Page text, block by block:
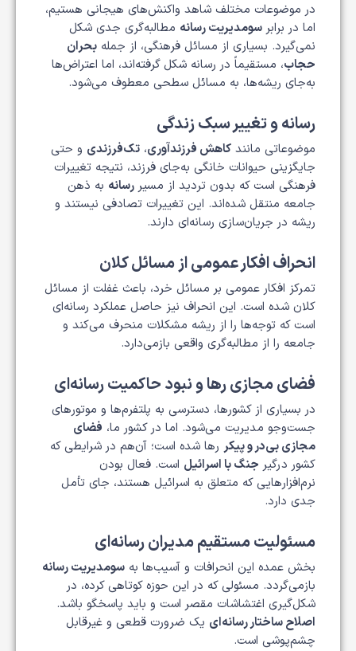
در موضوعات مختلف شاهد واکنش‌های هیجانی هستیم،
اما در برابر سو‌مدیریت رسانه مطالبه‌گری جدی شکل
نمی‌گیرد. بسیاری از مسائل فرهنگی، از جمله بحران
حجاب، مستقیماً در رسانه شکل گرفته‌اند، اما اعتراض‌ها
به‌جای ریشه‌ها، به مسائل سطحی معطوف می‌شود.
رسانه و تغییر سبک زندگی
موضوعاتی مانند کاهش فرزندآوری، تک‌فرزندی و حتی
جایگزینی حیوانات خانگی به‌جای فرزند، نتیجه تغییرات
فرهنگی است که بدون تردید از مسیر رسانه به ذهن
جامعه منتقل شده‌اند. این تغییرات تصادفی نیستند و
ریشه در جریان‌سازی رسانه‌ای دارند.
انحراف افکار عمومی از مسائل کلان
تمرکز افکار عمومی بر مسائل خرد، باعث غفلت از مسائل
کلان شده است. این انحراف نیز حاصل عملکرد رسانه‌ای
است که توجه‌ها را از ریشه مشکلات منحرف می‌کند و
جامعه را از مطالبه‌گری واقعی بازمی‌دارد.
فضای مجازی رها و نبود حاکمیت رسانه‌ای
در بسیاری از کشورها، دسترسی به پلتفرم‌ها و موتورهای
جست‌وجو مدیریت می‌شود. اما در کشور ما، فضای
مجازی بی‌در و پیکر رها شده است؛ آن‌هم در شرایطی که
کشور درگیر جنگ با اسرائیل است. فعال بودن
نرم‌افزارهایی که متعلق به اسرائیل هستند، جای تأمل
جدی دارد.
مسئولیت مستقیم مدیران رسانه‌ای
بخش عمده این انحرافات و آسیب‌ها به سو‌مدیریت رسانه
بازمی‌گردد. مسئولی که در این حوزه کوتاهی کرده، در
شکل‌گیری اغتشاشات مقصر است و باید پاسخگو باشد.
اصلاح ساختار رسانه‌ای یک ضرورت قطعی و غیرقابل
چشم‌پوشی است.